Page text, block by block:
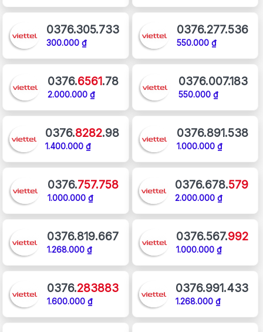
0376.305.733
300.000 ₫
0376.277.536
550.000 ₫
0376.6561.78
2.000.000 ₫
0376.007.183
550.000 ₫
0376.8282.98
1.400.000 ₫
0376.891.538
1.000.000 ₫
0376.757.758
1.000.000 ₫
0376.678.579
2.000.000 ₫
0376.819.667
1.268.000 ₫
0376.567.992
1.000.000 ₫
0376.283883
1.600.000 ₫
0376.991.433
1.268.000 ₫